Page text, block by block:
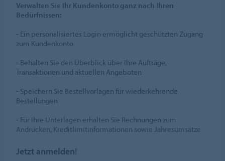
Verwalten Sie Ihr Kundenkonto ganz nach Ihren
Bedürfnissen:
- Ein personalisiertes Login ermöglicht geschützten Zugang
zum Kundenkonto
- Behalten Sie den Überblick über Ihre Aufträge,
Transaktionen und aktuellen Angeboten
- Speichern Sie Bestellvorlagen für wiederkehrende
Bestellungen
- Für Ihre Unterlagen erhalten Sie Rechnungen zum
Andrucken, Kreditlimitinformationen sowie Jahresumsätze
Jetzt anmelden!